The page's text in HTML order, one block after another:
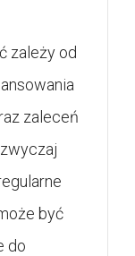
zależy od
zaleceń
być
do